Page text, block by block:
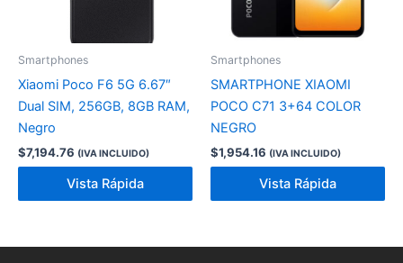
Smartphones
Xiaomi Poco F6 5G 6.67″
Dual SIM, 256GB, 8GB RAM,
Negro
$7,194.76 (IVA INCLUIDO)
Vista Rápida
Smartphones
SMARTPHONE XIAOMI
POCO C71 3+64 COLOR
NEGRO
$1,954.16 (IVA INCLUIDO)
Vista Rápida